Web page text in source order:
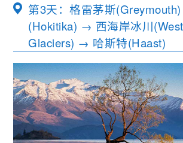
第3天：格雷茅斯
(Hokitika) → 西海岸冰川
Glaciers) → 哈斯特(Haast)